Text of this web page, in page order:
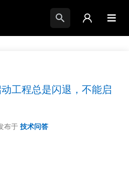
工程总是闪退，不能启
布于 技术问答